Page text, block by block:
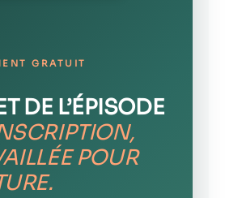
GRATUIT
DE L’ÉPISODE
POUR